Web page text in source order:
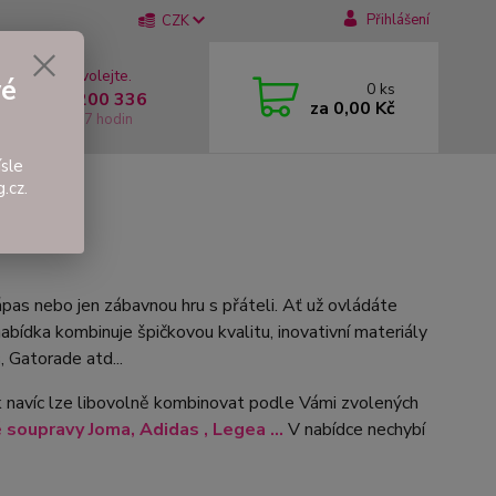
CZK Přihlášení
si rady? Zavolejte.
737 200 336
Pátek: 8 - 17 hodin
0 ks
za 0,00 Kč
nebo jen zábavnou hru s přáteli. Ať už ovládáte
kombinuje špičkovou kvalitu, inovativní materiály
Gatorade atd...
lze libovolně kombinovat podle Vámi zvolených
Joma, Adidas , Legea ... V nabídce nechybí